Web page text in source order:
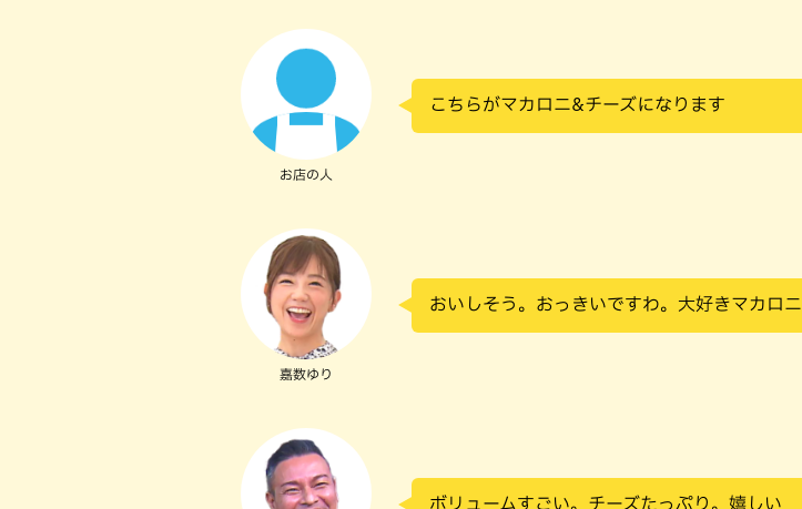
お店の人
こちらがマカロニ&チーズになります
嘉数ゆり
おいしそう。おっきいですわ。大好きマカロニ
ボリュームすごい。チーズたっぷり。嬉しい